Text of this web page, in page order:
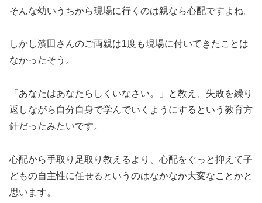
そんな幼いうちから現場に行くのは親なら心配ですよね。
しかし濱田さんのご両親は1度も現場に付いてきたことは
なかったそう。
「あなたはあなたらしくいなさい。」と教え、失敗を繰り
返しながら自分自身で学んでいくようにするという教育方
針だったみたいです。
心配から手取り足取り教えるより、心配をぐっと抑えて子
どもの自主性に任せるというのはなかなか大変なことかと
思います。